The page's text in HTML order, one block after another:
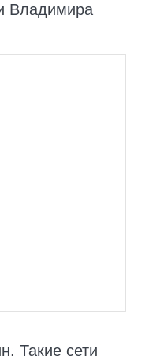
Владимира
Такие сети